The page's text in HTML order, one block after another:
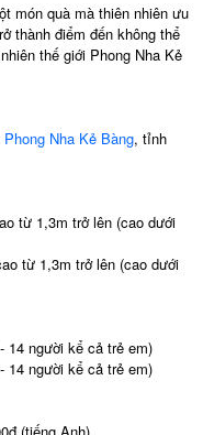
món quà mà thiên nhiên ưu
thành điểm đến không thể
thế giới Phong Nha Kẻ
Phong Nha Kẻ Bàng, tỉnh
từ 1,3m trở lên (cao dưới
từ 1,3m trở lên (cao dưới
14 người kể cả trẻ em)
14 người kể cả trẻ em)
(tiếng Anh)